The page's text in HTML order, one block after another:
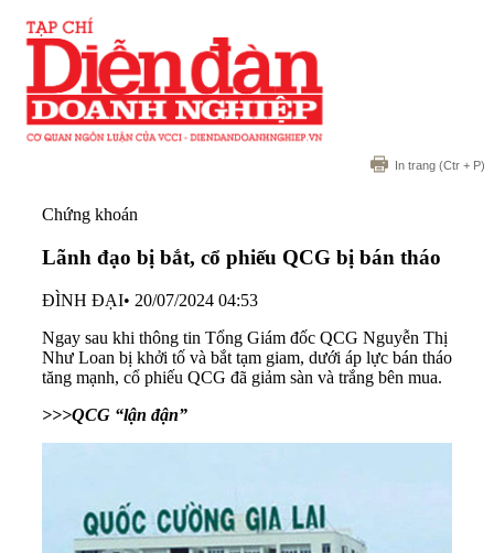
In trang (Ctr + P)
Chứng khoán
Lãnh đạo bị bắt, cổ phiếu QCG bị bán tháo
ĐÌNH ĐẠI• 20/07/2024 04:53
Ngay sau khi thông tin Tổng Giám đốc QCG Nguyễn Thị
Như Loan bị khởi tố và bắt tạm giam, dưới áp lực bán tháo
tăng mạnh, cổ phiếu QCG đã giảm sàn và trắng bên mua.
>>>QCG “lận đận”